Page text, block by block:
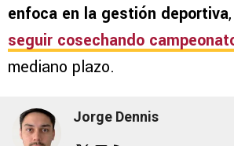
enfoca en la gestión deportiva
seguir cosechando
mediano plazo.
Jorge Dennis